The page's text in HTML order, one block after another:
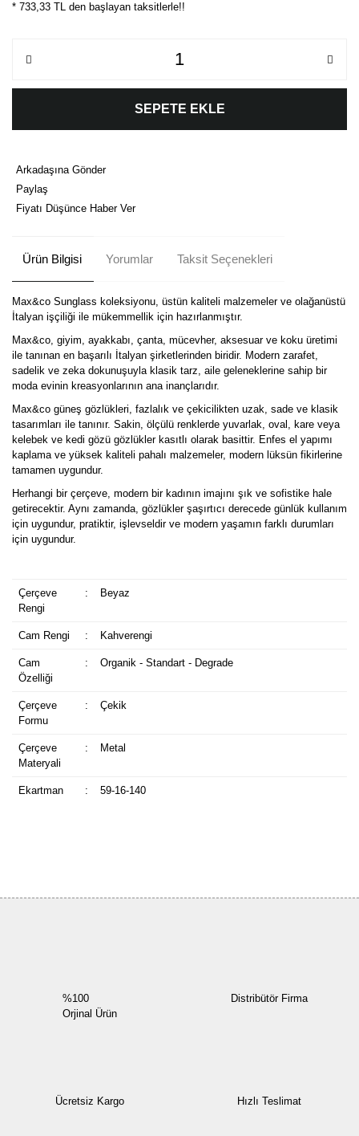
* 733,33 TL den başlayan taksitlerle!!
SEPETE EKLE
Arkadaşına Gönder
Paylaş
Fiyatı Düşünce Haber Ver
Ürün Bilgisi Yorumlar Taksit Seçenekleri
Max&co Sunglass koleksiyonu, üstün kaliteli malzemeler ve olağanüstü
İtalyan işçiliği ile mükemmellik için hazırlanmıştır.
Max&co, giyim, ayakkabı, çanta, mücevher, aksesuar ve koku üretimi
ile tanınan en başarılı İtalyan şirketlerinden biridir. Modern zarafet,
sadelik ve zeka dokunuşuyla klasik tarz, aile geleneklerine sahip bir
moda evinin kreasyonlarının ana inançlarıdır.
Max&co güneş gözlükleri, fazlalık ve çekicilikten uzak, sade ve klasik
tasarımları ile tanınır. Sakin, ölçülü renklerde yuvarlak, oval, kare veya
kelebek ve kedi gözü gözlükler kasıtlı olarak basittir. Enfes el yapımı
kaplama ve yüksek kaliteli pahalı malzemeler, modern lüksün fikirlerine
tamamen uygundur.
Herhangi bir çerçeve, modern bir kadının imajını şık ve sofistike hale
getirecektir. Aynı zamanda, gözlükler şaşırtıcı derecede günlük kullanım
için uygundur, pratiktir, işlevseldir ve modern yaşamın farklı durumları
için uygundur.
Çerçeve
Rengi
: Beyaz
Cam Rengi : Kahverengi
Cam
Özelliği
: Organik - Standart - Degrade
Çerçeve
Formu
: Çekik
Çerçeve
Materyali
: Metal
Ekartman : 59-16-140
%100
Orjinal Ürün
Distribütör Firma
Ücretsiz Kargo Hızlı Teslimat